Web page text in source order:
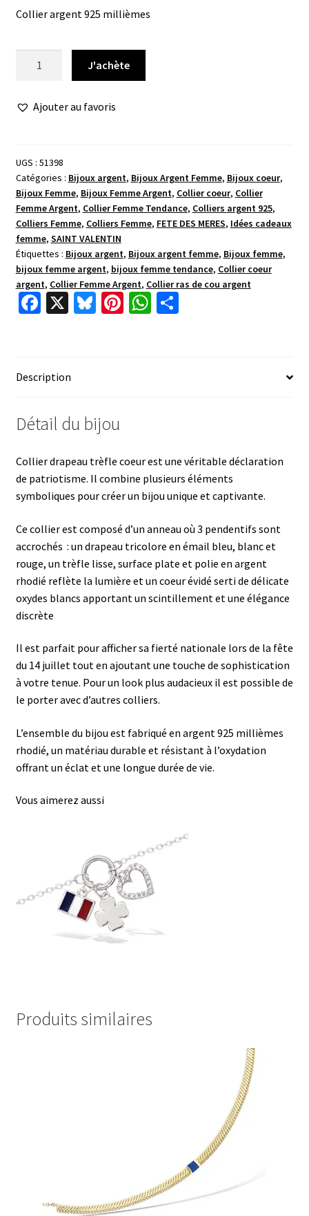
Collier argent 925 millièmes
drapeau
J'achète
Ajouter au favoris
UGS : 51398
Catégories : Bijoux argent, Bijoux Argent Femme, Bijoux coeur,
Bijoux Femme, Bijoux Femme Argent, Collier coeur, Collier
Femme Argent, Collier Femme Tendance, Colliers argent 925,
Colliers Femme, Colliers Femme, FETE DES MERES, Idées cadeaux
femme, SAINT VALENTIN
Étiquettes : Bijoux argent, Bijoux argent femme, Bijoux femme,
bijoux femme argent, bijoux femme tendance, Collier coeur
argent, Collier Femme Argent, Collier ras de cou argent
Fa
o
o
k
X Bl Pi W P
Description
Détail du bijou
Collier drapeau trèfle coeur est une véritable déclaration
de patriotisme. Il combine plusieurs éléments
symboliques pour créer un bijou unique et captivante.
Ce collier est composé d’un anneau où 3 pendentifs sont
accrochés : un drapeau tricolore en émail bleu, blanc et
rouge, un trèfle lisse, surface plate et polie en argent
rhodié reflète la lumière et un coeur évidé serti de délicate
oxydes blancs apportant un scintillement et une élégance
discrète
Il est parfait pour afficher sa fierté nationale lors de la fête
du 14 juillet tout en ajoutant une touche de sophistication
à votre tenue. Pour un look plus audacieux il est possible de
le porter avec d’autres colliers.
L’ensemble du bijou est fabriqué en argent 925 millièmes
rhodié, un matériau durable et résistant à l’oxydation
offrant un éclat et une longue durée de vie.
Vous aimerez aussi
Produits similaires